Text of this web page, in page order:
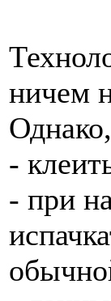
ничем
-
- при